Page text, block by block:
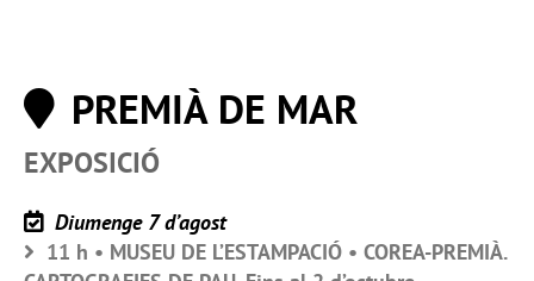
PREMIÀ DE MAR
EXPOSICIÓ
Diumenge 7 d’agost
11 h • MUSEU DE L’ESTAMPACIÓ • COREA-PREMIÀ.